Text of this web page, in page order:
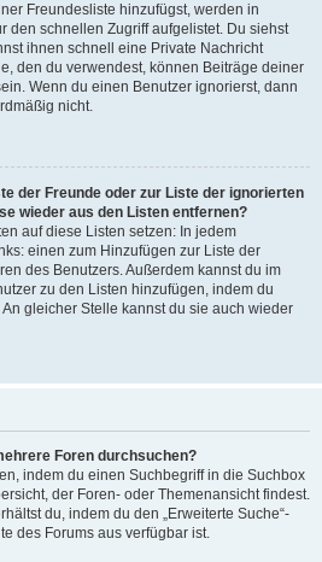
Freundesliste hinzufügst, werden in
den schnellen Zugriff aufgelistet. Du siehst
ihnen schnell eine Private Nachricht
den du verwendest, können Beiträge deiner
Wenn du einen Benutzer ignorierst, dann
nicht.
der Freunde oder zur Liste der ignorierten
wieder aus den Listen entfernen?
auf diese Listen setzen: In jedem
einen zum Hinzufügen zur Liste der
des Benutzers. Außerdem kannst du im
zu den Listen hinzufügen, indem du
gleicher Stelle kannst du sie auch wieder
Foren durchsuchen?
indem du einen Suchbegriff in die Suchbox
der Foren- oder Themenansicht findest.
du, indem du den „Erweiterte Suche“-
des Forums aus verfügbar ist.